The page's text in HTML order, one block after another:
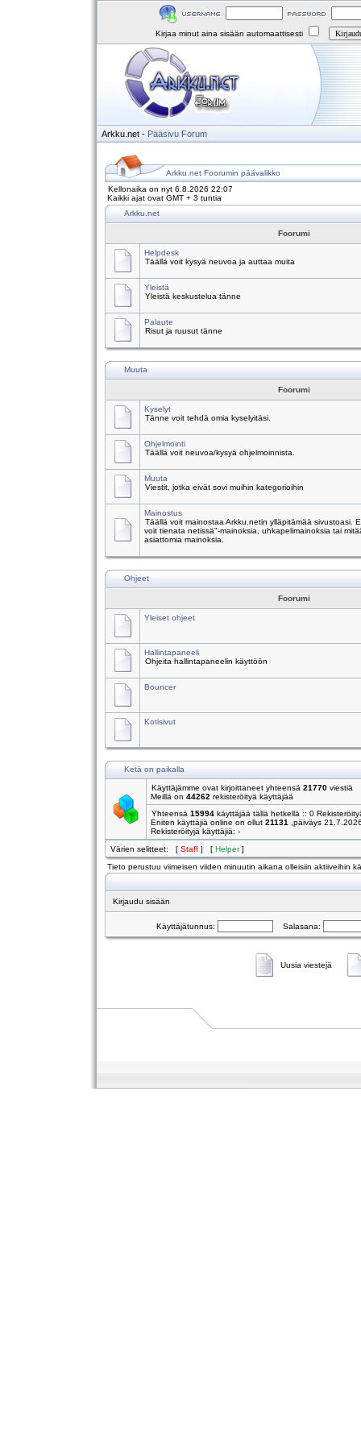
Kirjaa minut aina sisään automaattisesti
Arkku.net - Pääsivu Forum
Arkku.net Foorumin päävalikko
Kellonaika on nyt 6.8.2026 22:07
Kaikki ajat ovat GMT + 3 tuntia
Arkku.net
Foorumi
Helpdesk
Täällä voit kysyä neuvoa ja auttaa muita
Yleistä
Yleistä keskustelua tänne
Palaute
Risut ja ruusut tänne
Muuta
Foorumi
Kyselyt
Tänne voit tehdä omia kyselyitäsi.
Ohjelmointi
Täällä voit neuvoa/kysyä ohjelmoinnista.
Muuta
Viestit, jotka eivät sovi muihin kategorioihin
Mainostus
Täällä voit mainostaa Arkku.netin ylläpitämää sivustoasi.
voit tienata netissä"-mainoksia, uhkapelimainoksia tai
asiattomia mainoksia.
Ohjeet
Foorumi
Yleiset ohjeet
Hallintapaneeli
Ohjeita hallintapaneelin käyttöön
Bouncer
Kotisivut
Ketä on paikalla
Käyttäjämme ovat kirjoittaneet yhteensä 21770 viestiä
Meillä on 44262 rekisteröityä käyttäjää
Yhteensä 15994 käyttäjää tällä hetkellä :: 0
Eniten käyttäjiä online on ollut 21131
,päiväys
Rekisteröityjä käyttäjiä: -
Värien selitteet: [ Staff ] [ Helper]
Tieto perustuu viimeisen viiden minuutin aikana olleisiin aktiiveihin
Kirjaudu sisään
Käyttäjätunnus: Salasana:
Uusia viestejä